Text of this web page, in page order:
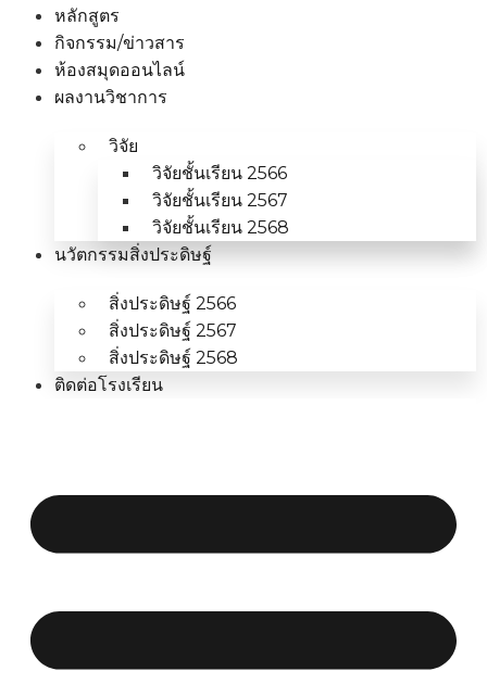
หลักสูตร
กิจกรรม/ข่าวสาร
ห้องสมุดออนไลน์
ผลงานวิชาการ
วิจัย
วิจัยชั้นเรียน 2566
วิจัยชั้นเรียน 2567
วิจัยชั้นเรียน 2568
นวัตกรรมสิ่งประดิษฐ์
สิ่งประดิษฐ์ 2566
สิ่งประดิษฐ์ 2567
สิ่งประดิษฐ์ 2568
ติดต่อโรงเรียน